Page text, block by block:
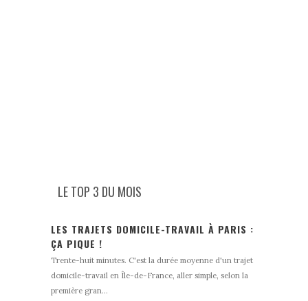
LE TOP 3 DU MOIS
LES TRAJETS DOMICILE-TRAVAIL À PARIS :
ÇA PIQUE !
Trente-huit minutes. C'est la durée moyenne d'un trajet
domicile-travail en Île-de-France, aller simple, selon la
première gran...